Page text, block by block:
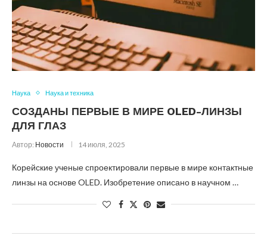
Наука Наука и техника
СОЗДАНЫ ПЕРВЫЕ В МИРЕ OLED-ЛИНЗЫ
ДЛЯ ГЛАЗ
Автор: Новости 14 июля, 2025
Корейские ученые спроектировали первые в мире контактные
линзы на основе OLED. Изобретение описано в научном …